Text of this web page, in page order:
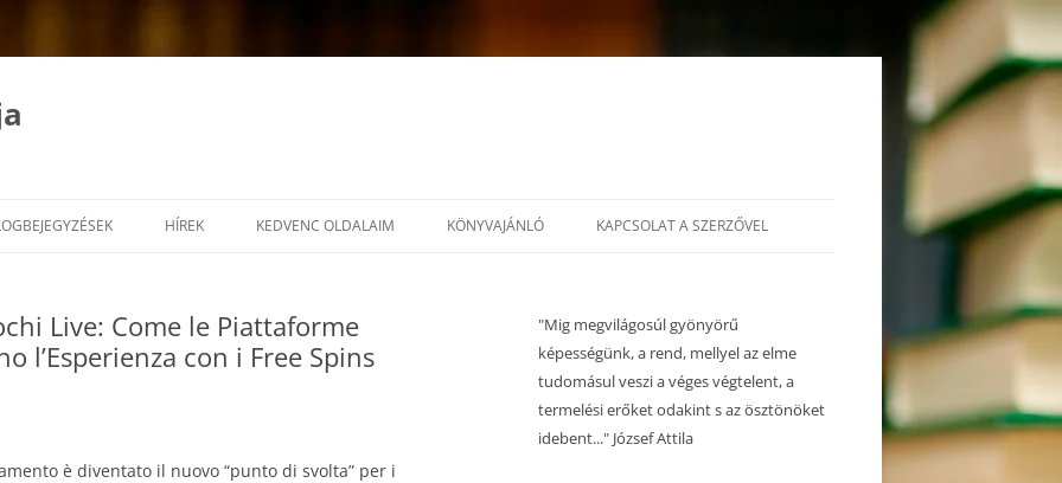
HÍREK KEDVENC OLDALAIM KÖNYVAJÁNLÓ KAPCSOLAT A SZERZŐVEL
Live: Come le Piattaforme
l’Esperienza con i Free Spins
è diventato il nuovo “punto di svolta” per i
"Mig megvilágosúl gyönyörű
képességünk, a rend, mellyel az elme
tudomásul veszi a véges végtelent, a
termelési erőket odakint s az ösztönöket
idebent..." József Attila